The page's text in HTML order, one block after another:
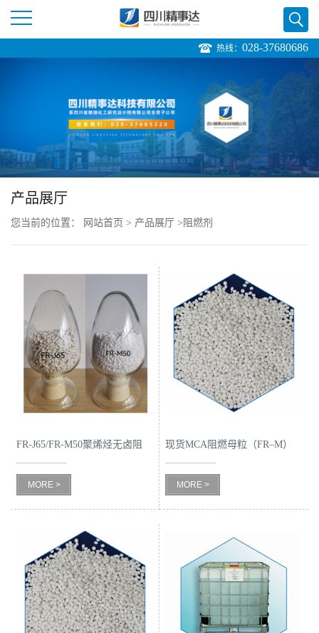
页
公
公
动
态
产
厅
证
热线： 028-37680686
产品展厅
您当前的位置： 网站首页 > 产品展厅 > 阻燃剂
FR-J65/FR-M50聚烯烃无卤阻
燃母粒
MORE >
现货MCA阻燃母粒（FR–M）
优势供应
MORE >